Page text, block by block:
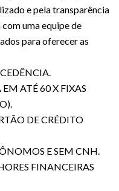
e pela transparência
uma equipe de
para oferecer as
ATÉ 60 X FIXAS
DE CRÉDITO
E SEM CNH.
FINANCEIRAS